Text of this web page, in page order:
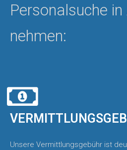
Personalsuche
nehmen:
Unsere Vermittlungsgebühr ist